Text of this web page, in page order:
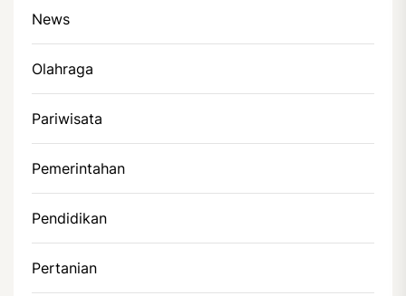
News
Olahraga
Pariwisata
Pemerintahan
Pendidikan
Pertanian